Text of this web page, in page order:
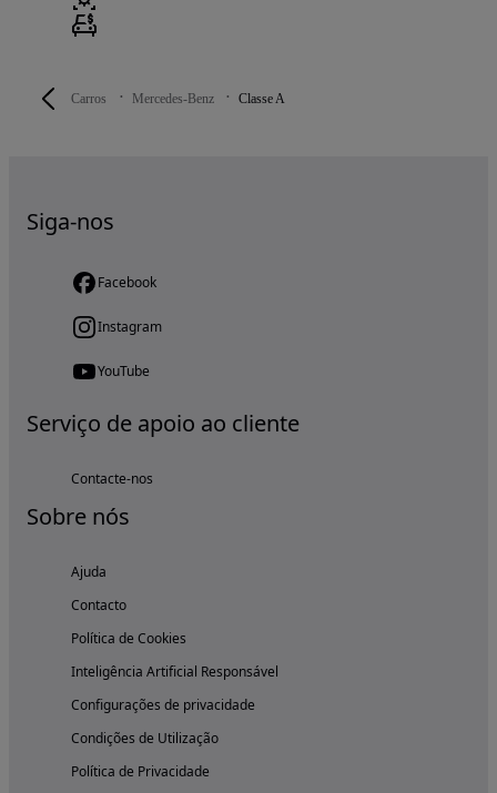
Carros Mercedes-Benz Classe A
Siga-nos
Facebook
Instagram
YouTube
Serviço de apoio ao cliente
Contacte-nos
Sobre nós
Ajuda
Contacto
Política de Cookies
Inteligência Artificial Responsável
Configurações de privacidade
Condições de Utilização
Política de Privacidade